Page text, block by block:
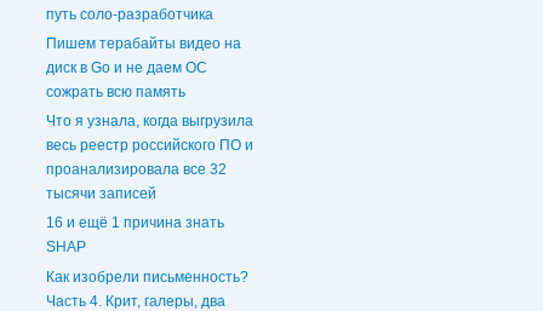
путь соло-разработчика
Пишем терабайты видео на
диск в Go и не даем ОС
сожрать всю память
Что я узнала, когда выгрузила
весь реестр российского ПО и
проанализировала все 32
тысячи записей
16 и ещё 1 причина знать
SHAP
Как изобрели письменность?
Часть 4. Крит, галеры, два